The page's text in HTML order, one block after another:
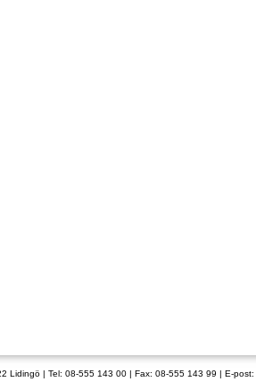
Lidingö | Tel: 08-555 143 00 | Fax: 08-555 143 99 | E-post: